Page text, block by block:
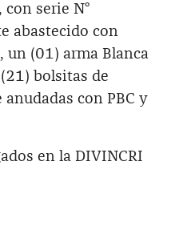
con serie N°
abastecido con
un (01) arma Blanca
bolsitas de
con PBC y
en la DIVINCRI